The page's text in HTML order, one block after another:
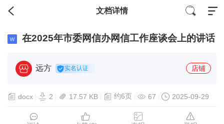
文档详情
在2025年市委网信办网信工作座谈会上的讲话
远方 实名认证 店铺
docx 2 17.57 KB 约6页 67 2025-09-29